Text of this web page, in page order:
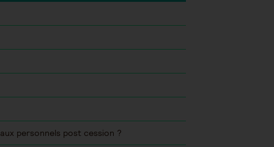
personnels post cession ?